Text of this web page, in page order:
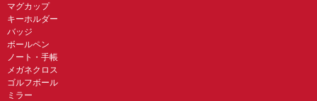
マグカップ
キーホルダー
バッジ
ボールペン
ノート・手帳
メガネクロス
ゴルフボール
ミラー